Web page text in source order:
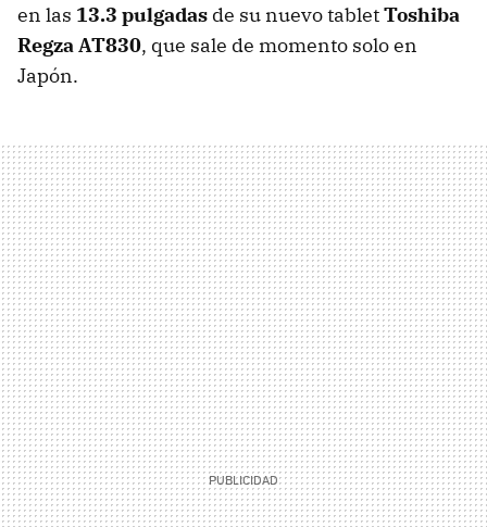
en las 13.3 pulgadas de su nuevo tabletToshiba
Regza AT830, que sale de momento solo en
Japón.